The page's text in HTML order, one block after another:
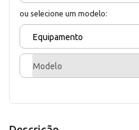
ou selecione um modelo:
Equipamento
Modelo